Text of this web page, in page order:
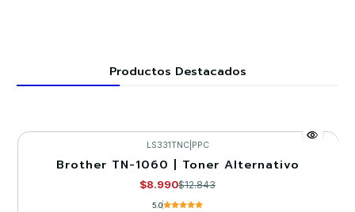
Productos Destacados
-30%
LS331TNC| PPC
Brother TN-1060 | Toner Alternativo
$8.990$12.843
5.0